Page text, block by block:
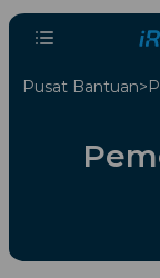
Pusat Bantuan